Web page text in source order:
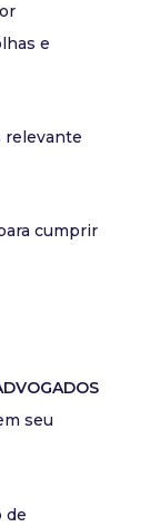
e
relevante
cumprir
seu
de